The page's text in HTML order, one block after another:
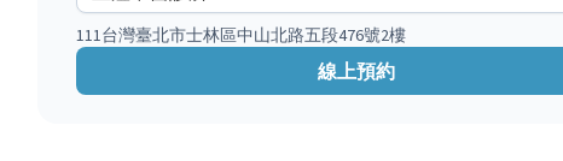
111台灣臺北市士林區中山北路五段476號2樓
線上預約